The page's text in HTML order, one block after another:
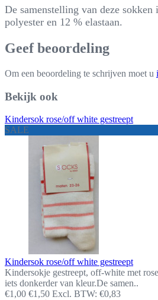
De samenstelling van deze
polyester en 12 % elastaan.
Geef beoordeling
Om een beoordeling te schrijven moet u
Bekijk ook
Kindersok rose/off white gestreept
SALE
Kindersok rose/off white gestreept
Kindersokje gestreept, off-white met
iets donkerder van kleur.De samen..
€1,00 €1,50 Excl. BTW: €0,83